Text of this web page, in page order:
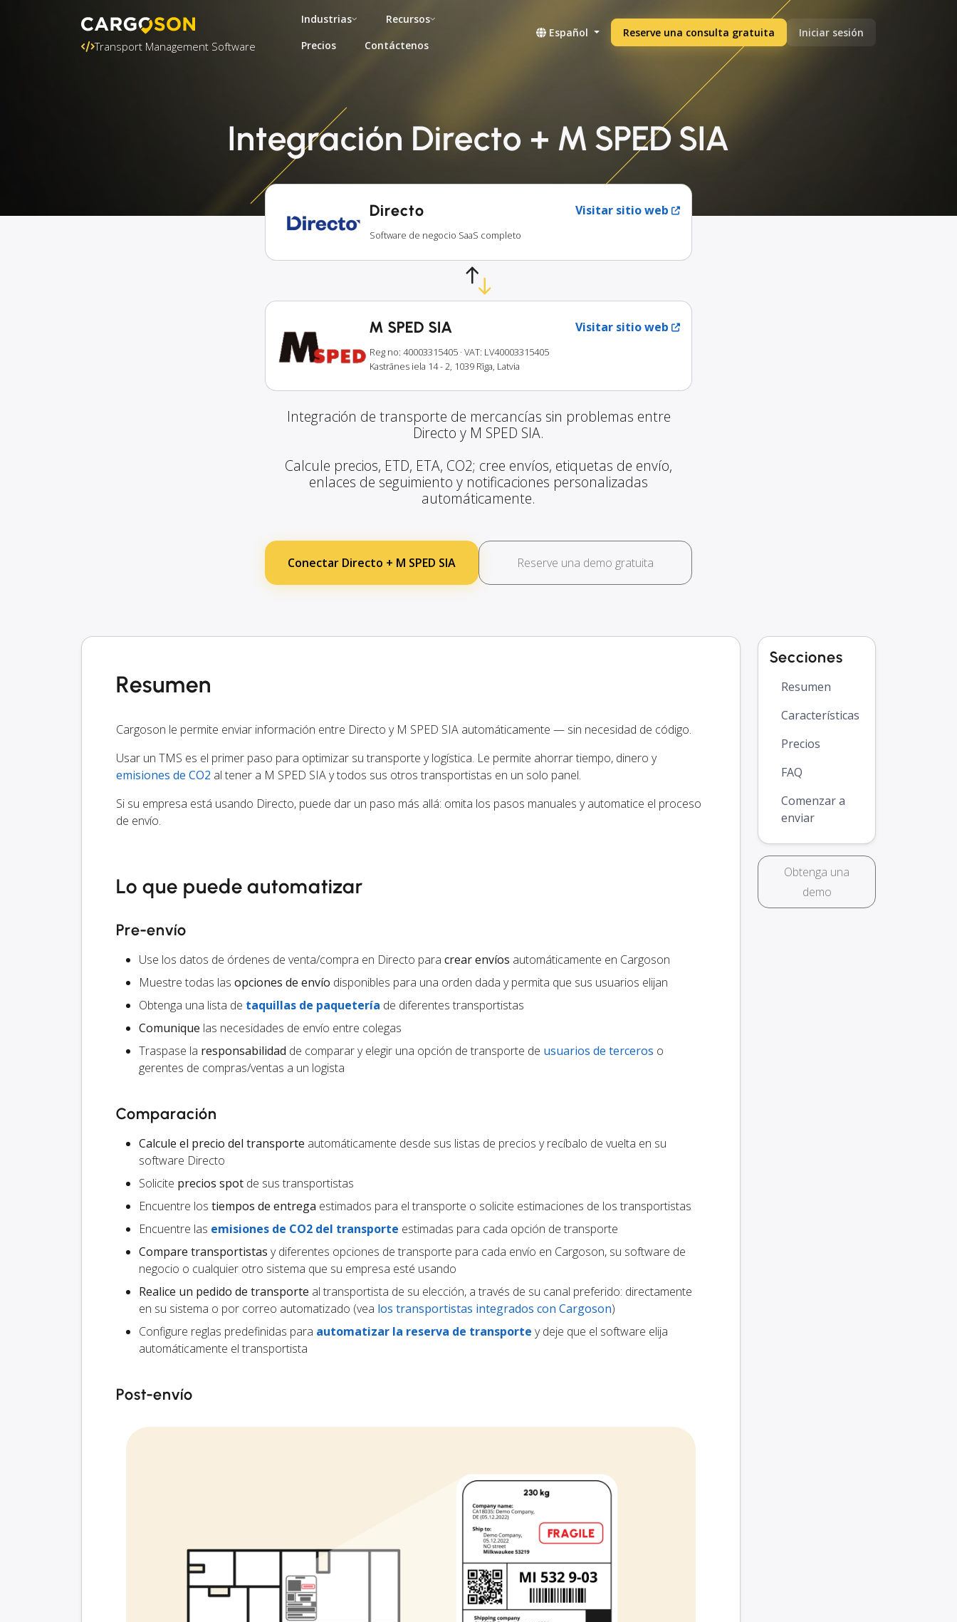
Transport Management Software
Industrias
Recursos
Precios
Contáctenos
Español Reserve una consulta gratuita Iniciar sesión
Integración Directo + M SPED SIA
Directo Visitar sitio web
Software de negocio SaaS completo
M SPED SIA Visitar sitio web
Reg no: 40003315405 · VAT: LV40003315405
Kastrānes iela 14 - 2, 1039 Rīga, Latvia
Integración de transporte de mercancías sin problemas entre
Directo y M SPED SIA.
Calcule precios, ETD, ETA, CO2; cree envíos, etiquetas de envío,
enlaces de seguimiento y notificaciones personalizadas
automáticamente.
Conectar Directo + M SPED SIA Reserve una demo gratuita
Resumen
Cargoson le permite enviar información entre Directo y M SPED SIA automáticamente — sin necesidad de código.
Usar un TMS es el primer paso para optimizar su transporte y logística. Le permite ahorrar tiempo, dinero y
emisiones de CO2 al tener a M SPED SIA y todos sus otros transportistas en un solo panel.
Si su empresa está usando Directo, puede dar un paso más allá: omita los pasos manuales y automatice el proceso
de envío.
Lo que puede automatizar
Pre-envío
Use los datos de órdenes de venta/compra en Directo para crear envíos automáticamente en Cargoson
Muestre todas las opciones de envío disponibles para una orden dada y permita que sus usuarios elijan
Obtenga una lista de taquillas de paquetería de diferentes transportistas
Comunique las necesidades de envío entre colegas
Traspase la responsabilidad de comparar y elegir una opción de transporte de usuarios de terceros o
gerentes de compras/ventas a un logista
Comparación
Calcule el precio del transporte automáticamente desde sus listas de precios y recíbalo de vuelta en su
software Directo
Solicite precios spot de sus transportistas
Encuentre los tiempos de entrega estimados para el transporte o solicite estimaciones de los transportistas
Encuentre las emisiones de CO2 del transporte estimadas para cada opción de transporte
Compare transportistas y diferentes opciones de transporte para cada envío en Cargoson, su software de
negocio o cualquier otro sistema que su empresa esté usando
Realice un pedido de transporte al transportista de su elección, a través de su canal preferido: directamente
en su sistema o por correo automatizado (vea los transportistas integrados con Cargoson)
Configure reglas predefinidas para automatizar la reserva de transporte y deje que el software elija
automáticamente el transportista
Post-envío
Secciones
Resumen
Características
Precios
FAQ
Comenzar a
enviar
Obtenga una
demo